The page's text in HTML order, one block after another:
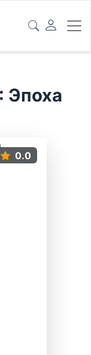
Эпоха
0.0